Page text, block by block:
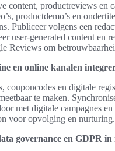
content, productreviews en
productdemo’s en
Publiceer volgens een
user-generated content en
Reviews om
en online kanalen
couponcodes en digitale
te maken.
met digitale campagnes
voor opvolging en nurturing.
governance en GDPR